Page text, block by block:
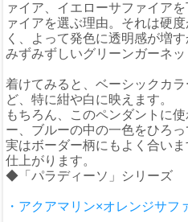
ァイア、イエローサファイア
ァイアを選ぶ理由。それは硬
く、よって発色に透明感が増す
みずみずしいグリーンガーネッ
着けてみると、ベーシックカ
ど、特に紺や白に映えます。
もちろん、このペンダントに
ー、ブルーの中の一色をひろっ
実はボーダー柄にもよく合い
仕上がります。
◆「パラディーソ」シリーズ
・アクアマリン×オレンジサフ